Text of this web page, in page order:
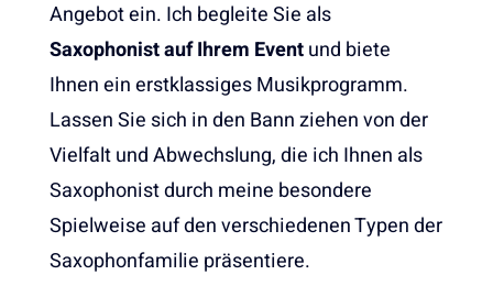
Angebot ein. Ich begleite Sie als
Saxophonist auf Ihrem Eventund biete
Ihnen ein erstklassiges Musikprogramm.
Lassen Sie sich in den Bann ziehen von der
Vielfalt und Abwechslung, die ich Ihnen als
Saxophonist durch meine besondere
Spielweise auf den verschiedenen Typen der
Saxophonfamilie präsentiere.